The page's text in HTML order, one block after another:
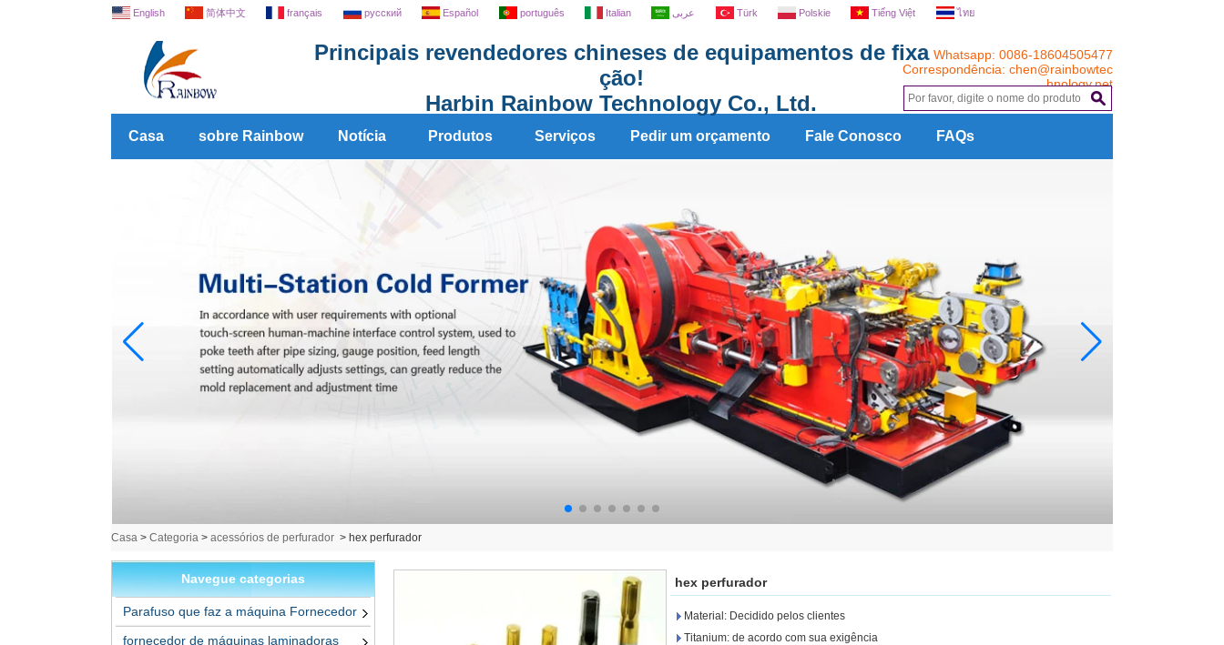
Principais revendedores chineses de equipamentos de fixa
ção!
Harbin Rainbow Technology Co., Ltd.
Whatsapp: 0086-18604505477
Correspondência: chen@rainbowtec
hnology.net
English 简体中文 français русский Español português Italian عربى Türk Polskie Tiếng Việt ไทย
Casa sobre Rainbow Notícia Produtos Serviços Pedir um orçamento Fale Conosco FAQs
Casa > Categoria > acessórios de perfurador > hex perfurador
Navegue categorias
Parafuso que faz a máquina Fornecedor
fornecedor de máquinas laminadoras
hex perfurador
Material: Decidido pelos clientes
Titanium: de acordo com sua exigência